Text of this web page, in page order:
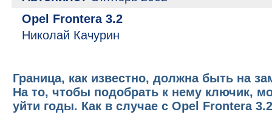
Opel Frontera 3.2
Николай Качурин
Граница, как известно, должна быть на
На то, чтобы подобрать к нему ключик,
уйти годы. Как в случае с Opel Frontera 3.2